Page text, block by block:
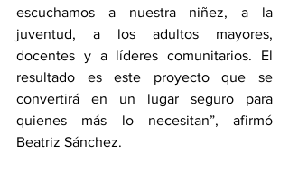
escuchamos a nuestra niñez, a la
juventud, a los adultos mayores,
docentes y a líderes comunitarios. El
resultado es este proyecto que se
convertirá en un lugar seguro para
quienes más lo necesitan”, afirmó
Beatriz Sánchez.